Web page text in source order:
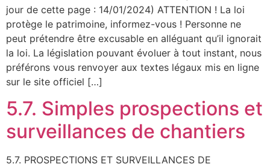
jour de cette page : 14/01/2024) ATTENTION ! La loi
protège le patrimoine, informez-vous ! Personne ne
peut prétendre être excusable en alléguant qu’il ignorait
la loi. La législation pouvant évoluer à tout instant, nous
préférons vous renvoyer aux textes légaux mis en ligne
sur le site officiel […]
5.7. Simples prospections et
surveillances de chantiers
5.7. PROSPECTIONS ET SURVEILLANCES DE